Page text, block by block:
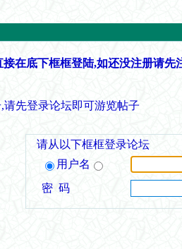
在底下框框登陆,如还没注册请先
请先登录论坛即可游览帖子
请从以下框框登录论坛
用户名
密 码